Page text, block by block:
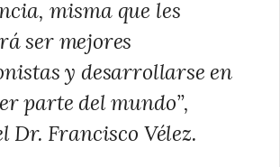
misma que les
ser mejores
y desarrollarse en
parte del mundo”,
Dr. Francisco Vélez.